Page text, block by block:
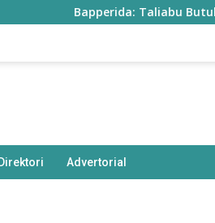
Bapperida: Taliabu Butuh
Direktori Advertorial